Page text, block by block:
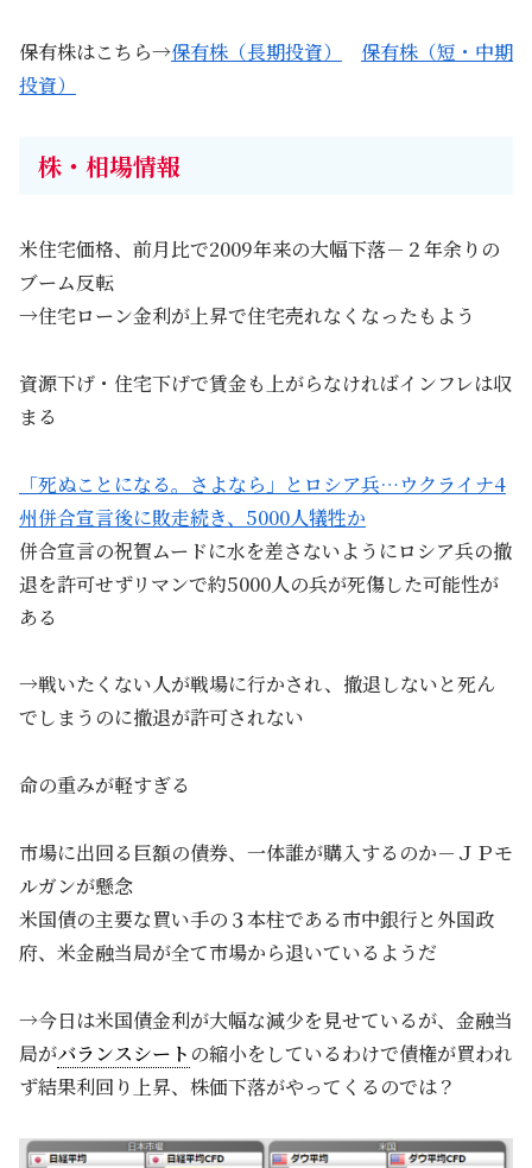
保有株はこちら→保有株（長期投資）
保有株（短・中期
投資）
株・相場情報
米住宅価格、前月比で2009年来の大幅下落－２年余りの
ブーム反転
→住宅ローン金利が上昇で住宅売れなくなったもよう
資源下げ・住宅下げで賃金も上がらなければインフレは収
まる
「死ぬことになる。さよなら」とロシア兵…ウクライナ4
州併合宣言後に敗走続き、5000人犠牲か
併合宣言の祝賀ムードに水を差さないようにロシア兵の撤
退を許可せずリマンで約5000人の兵が死傷した可能性が
ある
→戦いたくない人が戦場に行かされ、撤退しないと死ん
でしまうのに撤退が許可されない
命の重みが軽すぎる
市場に出回る巨額の債券、一体誰が購入するのか－ＪＰモ
ルガンが懸念
米国債の主要な買い手の３本柱である市中銀行と外国政
府、米金融当局が全て市場から退いているようだ
→今日は米国債金利が大幅な減少を見せているが、金融当
局がバランスシート の縮小をしているわけで債権が買われ
ず結果利回り上昇、株価下落がやってくるのでは？